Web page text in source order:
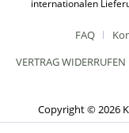
internationalen
FAQ
VERTRAG WIDERRUFEN
Copyright © 2026